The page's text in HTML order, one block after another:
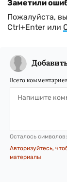
Заметили
Пожалуйста,
Ctrl+Enter или
Всего
Осталось символов:
Авторизуйтесь,
материалы